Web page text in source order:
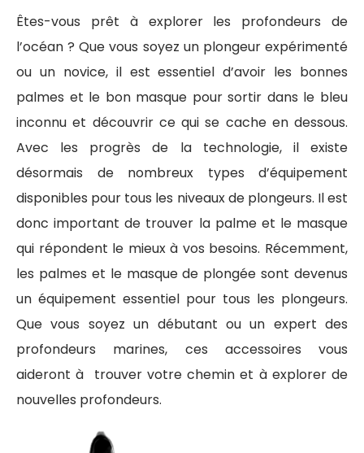
Êtes-vous prêt à explorer les profondeurs de
l’océan ? Que vous soyez un plongeur expérimenté
ou un novice, il est essentiel d’avoir les bonnes
palmes et le bon masque pour sortir dans le bleu
inconnu et découvrir ce qui se cache en dessous.
Avec les progrès de la technologie, il existe
désormais de nombreux types d’équipement
disponibles pour tous les niveaux de plongeurs. Il est
donc important de trouver la palme et le masque
qui répondent le mieux à vos besoins. Récemment,
les palmes et le masque de plongée sont devenus
un équipement essentiel pour tous les plongeurs.
Que vous soyez un débutant ou un expert des
profondeurs marines, ces accessoires vous
aideront à trouver votre chemin et à explorer de
nouvelles profondeurs.